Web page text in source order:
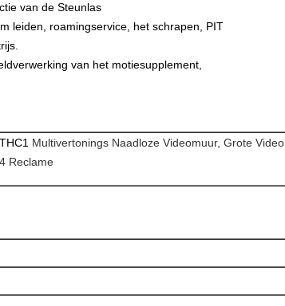
van de Steunlas
leiden, roamingservice, het schrapen, PIT
van het motiesupplement,
Multivertonings Naadloze Videomuur, Grote Video
Reclame